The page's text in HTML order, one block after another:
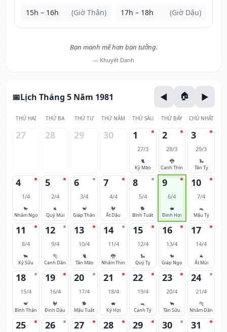
15h – 16h (Giờ Thân) 17h – 18h (Giờ Dậu)
Bạn mạnh mẽ hơn bạn tưởng.
— Khuyết Danh
Lịch Tháng 5 Năm 1981
THỨ HAI THỨ BA THỨ TƯ THỨ NĂM THỨ SÁU THỨ BẢY CHỦ NHẬT
27 28 29 30 1
27/3
🐈
Kỷ Mão
2
28/3
🐉
Canh Thìn
3
29/3
🐍
Tân Tỵ
4
1/4
🐎
Nhâm Ngọ
5
2/4
🐐
Quý Mùi
6
3/4
🐒
Giáp Thân
7
4/4
🐓
Ất Dậu
8
5/4
🐕
Bính Tuất
9
6/4
🐖
Đinh Hợi
10
7/4
🐀
Mậu Tý
11
8/4
🐂
Kỷ Sửu
12
9/4
🐅
Canh Dần
13
10/4
🐈
Tân Mão
14
11/4
🐉
Nhâm Thìn
15
12/4
🐍
Quý Tỵ
16
13/4
🐎
Giáp Ngọ
17
14/4
🐐
Ất Mùi
18
15/4
🐒
Bính Thân
19
16/4
🐓
Đinh Dậu
20
17/4
🐕
Mậu Tuất
21
18/4
🐖
Kỷ Hợi
22
19/4
🐀
Canh Tý
23
20/4
🐂
Tân Sửu
24
21/4
🐅
Nhâm Dần
25 26 27 28 29 30 31